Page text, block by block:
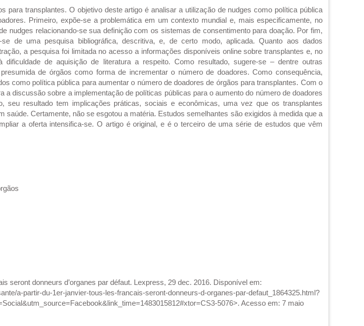
para transplantes. O objetivo deste artigo é analisar a utilização de nudges como política pública
Primeiro, expõe-se a problemática em um contexto mundial e, mais especificamente, no
nudges relacionando-se sua definição com os sistemas de consentimento para doação. Por fim,
se de uma pesquisa bibliográfica, descritiva, e, de certo modo, aplicada. Quanto aos dados
a pesquisa foi limitada no acesso a informações disponíveis online sobre transplantes e, no
dificuldade de aquisição de literatura a respeito. Como resultado, sugere-se – dentre outras
de órgãos como forma de incrementar o número de doadores. Como consequência,
como política pública para aumentar o número de doadores de órgãos para transplantes. Com o
a discussão sobre a implementação de políticas públicas para o aumento do número de doadores
seu resultado tem implicações práticas, sociais e econômicas, uma vez que os transplantes
saúde. Certamente, não se esgotou a matéria. Estudos semelhantes são exigidos à medida que a
a oferta intensifica-se. O artigo é original, e é o terceiro de uma série de estudos que vêm
seront donneurs d’organes par défaut. Lexpress, 29 dec. 2016. Disponível em:
a-partir-du-1er-janvier-tous-les-francais-seront-donneurs-d-organes-par-defaut_1864325.html?
5076>. Acesso em: 7 maio